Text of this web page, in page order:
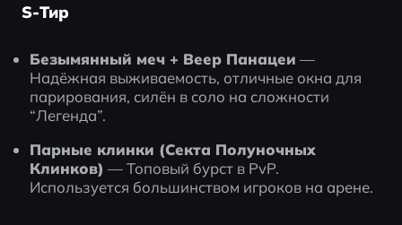
S-Тир
Безымянный меч + Веер Панацеи —
Надёжная выживаемость, отличные окна для
парирования, силён в соло на сложности
“Легенда”.
Парные клинки (Секта Полуночных
Клинков) — Топовый бурст в PvP.
Используется большинством игроков на арене.